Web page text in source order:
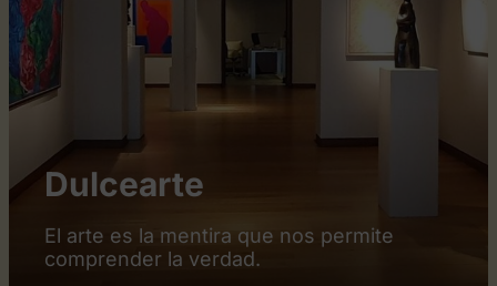
Dulcearte
El arte es la mentira que nos permite
comprender la verdad.